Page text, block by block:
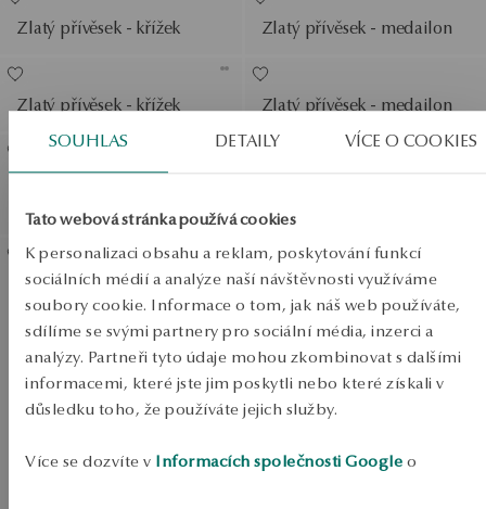
SOUHLAS DETAILY VÍCE O COOKIES
Tato webová stránka používá cookies
K personalizaci obsahu a reklam, poskytování funkcí
sociálních médií a analýze naší návštěvnosti využíváme
soubory cookie. Informace o tom, jak náš web používáte,
sdílíme se svými partnery pro sociální média, inzerci a
analýzy. Partneři tyto údaje mohou zkombinovat s dalšími
informacemi, které jste jim poskytli nebo které získali v
důsledku toho, že používáte jejich služby.
Více se dozvíte v Informacích společnosti Google o
Zlatý přívěsek - křížek Zlatý přívěsek - medailon
Zlatý přívěsek - křížek Zlatý přívěsek - medailon
Zlatý přívěsek - písmeno P SALE
SALE
SALE
DO -50%
Zobrazit produkty